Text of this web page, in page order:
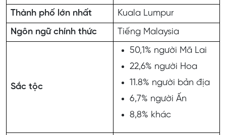
Thành phố lớn nhất
Kuala Lumpur
Ngôn ngữ chính thức
Tiếng Malaysia
Sắc tộc
50,1% người Mã Lai
22,6% người Hoa
11.8% người bản địa
6,7% người Ấn
8,8% khác